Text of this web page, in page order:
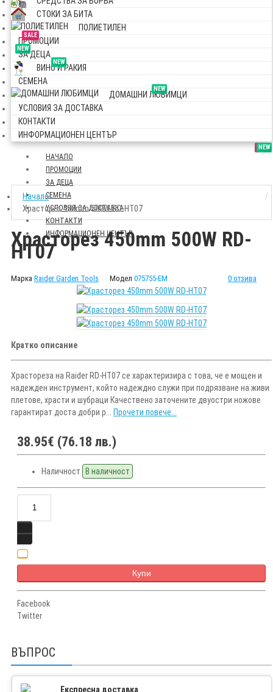
СТОКИ ЗА БИТА
ПОЛИЕТИЛЕН
SALE
ПРОМОЦИИ
NEW
ЗА ДЕЦА
NEW
ВИНО И РАКИЯ
СЕМЕНА
NEW
ДОМАШНИ ЛЮБИМЦИ
УСЛОВИЯ ЗА ДОСТАВКА
КОНТАКТИ
ИНФОРМАЦИОНЕН ЦЕНТЪР
НАЧАЛО
SALE
ПРОМОЦИИ
NEW
ЗА ДЕЦА
СЕМЕНА
УСЛОВИЯ ЗА ДОСТАВКА
КОНТАКТИ
ИНФОРМАЦИОНЕН ЦЕНТЪР
Начало
Храсторез 450mm 500W RD-HT07
Храсторез 450mm 500W RD-
HT07
Марка Raider Garden Tools Модел 075755-EM 0 отзива
Кратко описание
Храстореза на Raider RD-HT07 се характеризира с това, че е мощен и
надежден инструмент, който надеждно служи при подрязване на живи
плетове, храсти и шубраци Качествено заточените двуостри ножове
гарантират доста добри р... Прочети повече...
38.95€ (76.18 лв.)
Наличност В наличност
Купи
Facebook
Twitter
ВЪПРОС
Експресна доставка